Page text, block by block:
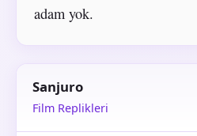
adam yok.
Sanjuro
Film Replikleri